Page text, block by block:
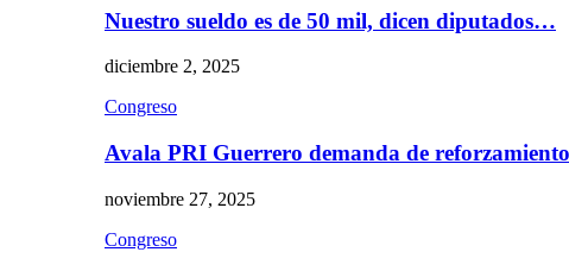
Nuestro sueldo es de 50 mil, dicen diputados…
diciembre 2, 2025
Congreso
Avala PRI Guerrero demanda de
noviembre 27, 2025
Congreso